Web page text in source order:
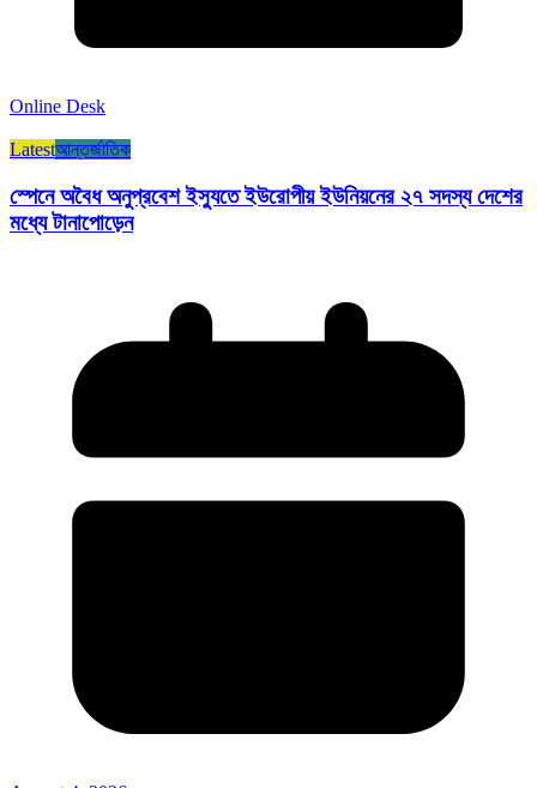
Online Desk
Latestআন্তর্জাতিক
স্পেনে অবৈধ অনুপ্রবেশ ইস্যুতে ইউরোপীয় ইউনিয়নের ২৭ সদস্য দেশের
মধ্যে টানাপোড়েন